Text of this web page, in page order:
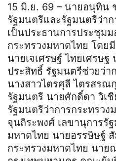
15 มิ.ย. 69 – นายอนุทิน
รัฐมนตรีและรัฐมนตรีว่า
เป็นประธานการประชุม
กระทรวงมหาดไทย โด
นายเจเศรษฐ์ ไทยเศรษฐ
ประสิทธิ์ รัฐมนตรีช่วยว่า
นางสาวไตรศุลี ไตรสรณ
รัฐมนตรี นายศักดิ์ดา วิเ
รัฐมนตรีว่าการกระทรว
จุนถิระพงศ์ เลขานุการรั
มหาดไทย นายอรรษิษฐ์
กระทรวงมหาดไทย นาย